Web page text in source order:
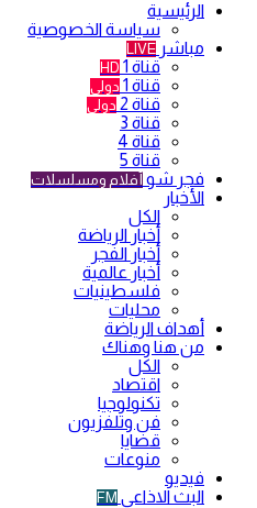
الرئيسية
سياسة الخصوصية
مباشر LIVE
قناة 1 HD
قناة 1 دولي
قناة 2 دولي
قناة 3
قناة 4
قناة 5
فجر شو أفلام ومسلسلات
الأخبار
الكل
أخبار الرياضة
أخبار الفجر
أخبار عالمية
فلسطينيات
محليات
أهداف الرياضة
من هنا وهناك
الكل
اقتصاد
تكنولوجيا
فن وتلفزيون
قضايا
منوعات
فيديو
البث الاذاعي FM